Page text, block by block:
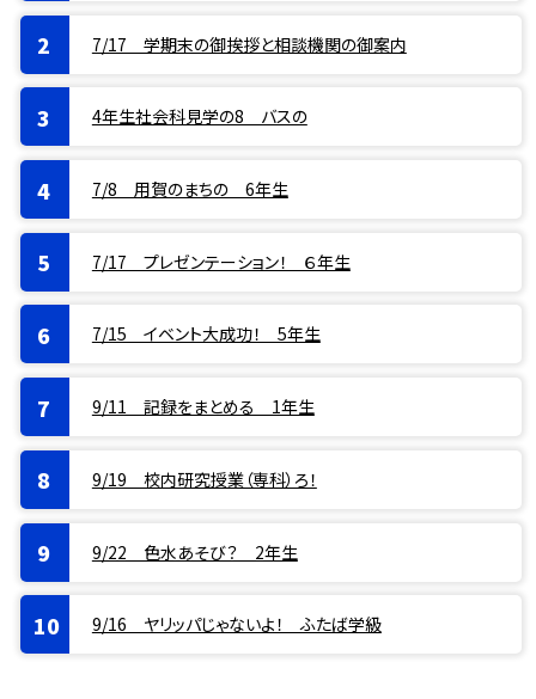
7/17 学期末の御挨拶と相談機関の御案内
4年生社会科見学の8 バスの
7/8 用賀のまちの 6年生
7/17 プレゼンテーション！ ６年生
7/15 イベント大成功！ 5年生
9/11 記録をまとめる 1年生
9/19 校内研究授業（専科）ろ！
9/22 色水あそび？ 2年生
9/16 ヤリッパじゃないよ！ ふたば学級